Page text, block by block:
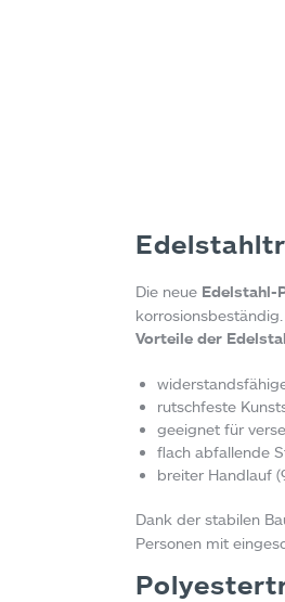
Die neue Edelstahl-
Vorteile der
rutschfeste
geeignet für
flach abfallende
breiter Handlauf
Dank der stabilen
Personen mit